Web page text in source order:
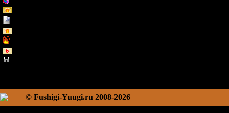
© Fushigi-Yuugi.ru 2008-2026